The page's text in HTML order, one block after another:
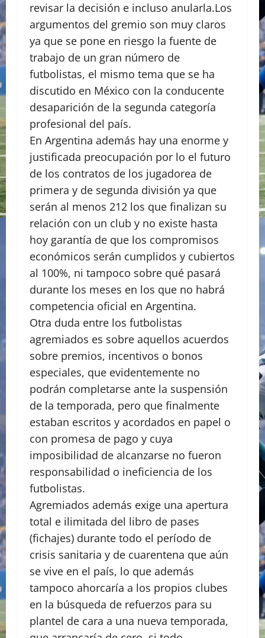
revisar la decisión e incluso anularla.Los
argumentos del gremio son muy claros
ya que se pone en riesgo la fuente de
trabajo de un gran número de
futbolistas, el mismo tema que se ha
discutido en México con la conducente
desaparición de la segunda categoría
profesional del país.
En Argentina además hay una enorme y
justificada preocupación por lo el futuro
de los contratos de los jugadorea de
primera y de segunda división ya que
serán al menos 212 los que finalizan su
relación con un club y no existe hasta
hoy garantía de que los compromisos
económicos serán cumplidos y cubiertos
al 100%, ni tampoco sobre qué pasará
durante los meses en los que no habrá
competencia oficial en Argentina.
Otra duda entre los futbolistas
agremiados es sobre aquellos acuerdos
sobre premios, incentivos o bonos
especiales, que evidentemente no
podrán completarse ante la suspensión
de la temporada, pero que finalmente
estaban escritos y acordados en papel o
con promesa de pago y cuya
imposibilidad de alcanzarse no fueron
responsabilidad o ineficiencia de los
futbolistas.
Agremiados además exige una apertura
total e ilimitada del libro de pases
(fichajes) durante todo el período de
crisis sanitaria y de cuarentena que aún
se vive en el país, lo que además
tampoco ahorcaría a los propios clubes
en la búsqueda de refuerzos para su
plantel de cara a una nueva temporada,